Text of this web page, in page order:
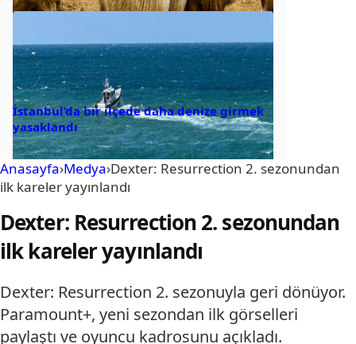
İstanbul’da bir ilçede daha denize girmek
yasaklandı
Anasayfa›Medya›Dexter: Resurrection 2. sezonundan
ilk kareler yayınlandı
Dexter: Resurrection 2. sezonundan
ilk kareler yayınlandı
Dexter: Resurrection 2. sezonuyla geri dönüyor.
Paramount+, yeni sezondan ilk görselleri
paylaştı ve oyuncu kadrosunu açıkladı.